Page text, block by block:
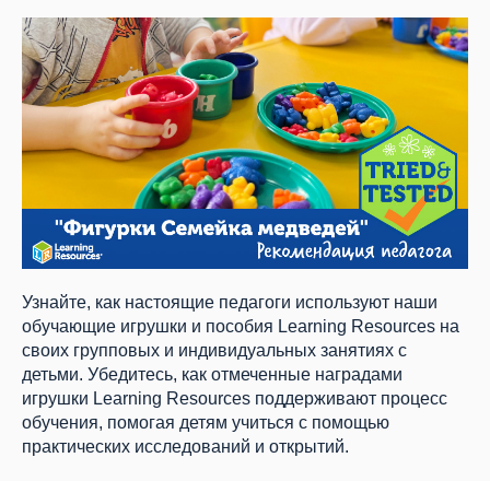
Узнайте, как настоящие педагоги используют наши
обучающие игрушки и пособия Learning Resources на
своих групповых и индивидуальных занятиях с
детьми. Убедитесь, как отмеченные наградами
игрушки Learning Resources поддерживают процесс
обучения, помогая детям учиться с помощью
практических исследований и открытий.